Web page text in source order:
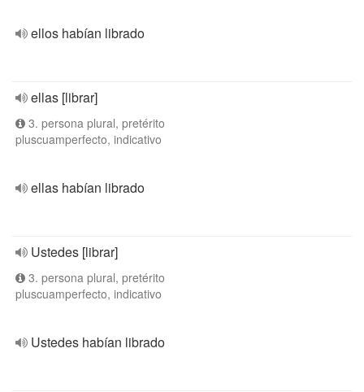
ellos habían librado
ellas [librar]
3. persona plural, pretérito
pluscuamperfecto, indicativo
ellas habían librado
Ustedes [librar]
3. persona plural, pretérito
pluscuamperfecto, indicativo
Ustedes habían librado